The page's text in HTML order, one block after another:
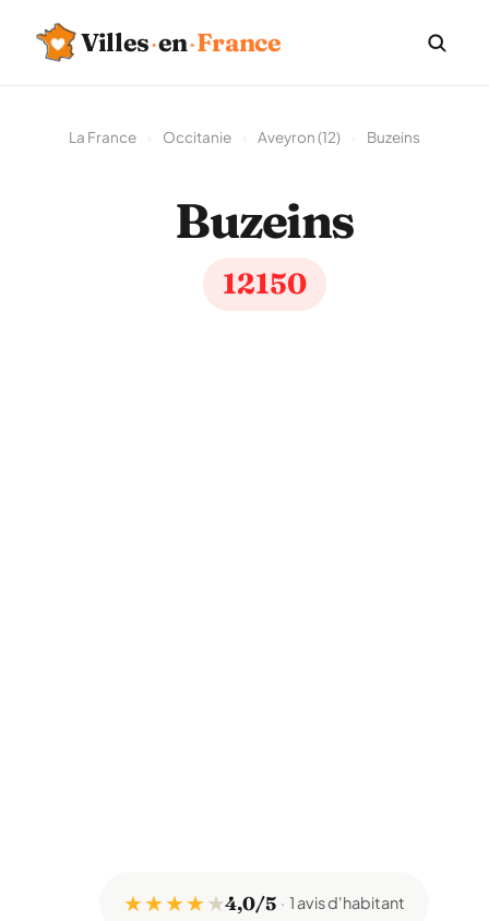
Villes·en·France
La France Occitanie Aveyron (12) Buzeins
Buzeins
12150
★ ★ ★ ★★4,0/5 1 avis d'habitant